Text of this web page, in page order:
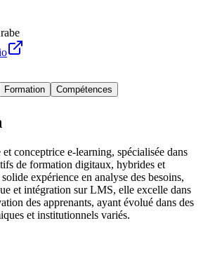
Formation Compétences
conceptrice e-learning, spécialisée dans
de formation digitaux, hybrides et
expérience en analyse des besoins,
et intégration sur LMS, elle excelle dans
des apprenants, ayant évolué dans des
et institutionnels variés.